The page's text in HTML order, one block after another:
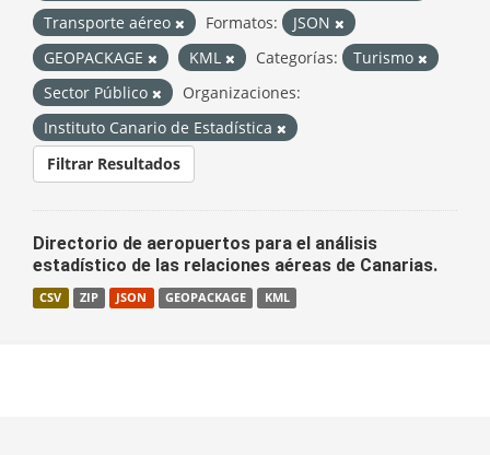
Transporte aéreo
Formatos:
JSON
GEOPACKAGE
KML Categorías:
Turismo
Sector Público
Organizaciones:
Instituto Canario de Estadística
Filtrar Resultados
Directorio de aeropuertos para el análisis
estadístico de las relaciones aéreas de Canarias.
CSV ZIP JSON GEOPACKAGE KML